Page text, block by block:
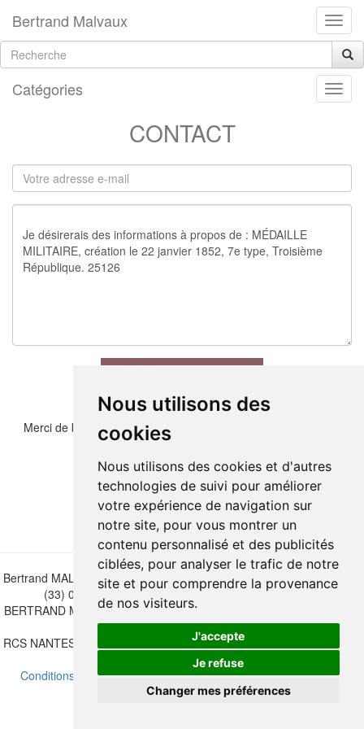
Nous utilisons des
cookies
Nous utilisons des cookies et d'autres
technologies de suivi pour améliorer
votre expérience de navigation sur
notre site, pour vous montrer un
contenu personnalisé et des publicités
ciblées, pour analyser le trafic de notre
site et pour comprendre la provenance
de nos visiteurs.
J'accepte
Je refuse
Changer mes préférences
Bertrand Malvaux
Catégories
CONTACT
Merci de bien vouloir recopier les chiffres et lettre ci-dessous :
Bertrand MALVAUX - 22 rue Crébillon, 44000 Nantes - FRANCE - Tél.
(33) 02 40 733 600 — bertrand.malvaux@wanadoo.fr
BERTRAND MALVAUX - ÉDITIONS DU CANONNIER SARL au capital
de 47.000 EUROS
RCS NANTES B 442 295 077 - N° INTRACOMMUNAUTAIRE CEE FR
30 442 295 077
Conditions de vente-Mettre à jour vos préférences de cookies